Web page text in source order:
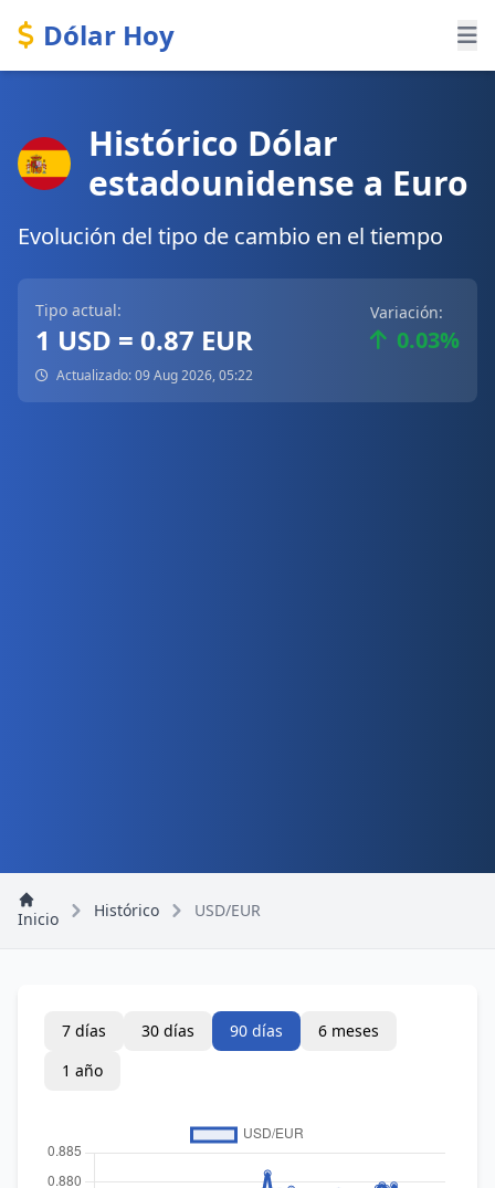
Dólar Hoy
Histórico Dólar
estadounidense a Euro
Evolución del tipo de cambio en el tiempo
Tipo actual:
1 USD = 0.87 EUR
Variación:
0.03%
Actualizado: 09 Aug 2026, 05:22
Inicio Histórico USD/EUR
7 días 30 días 90 días
6 meses
1 año